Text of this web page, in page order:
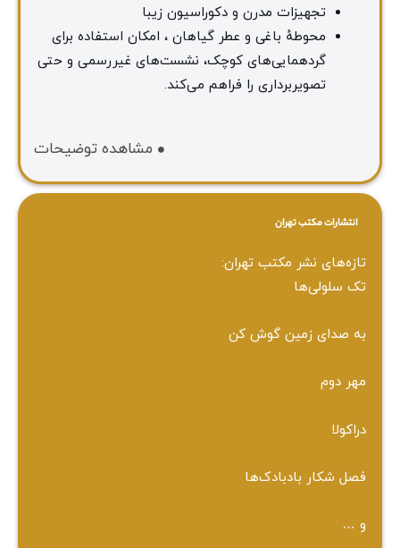
تجهیزات مدرن و دکوراسیون زیبا
محوطهٔ باغی و عطر گیاهان ، امکان استفاده برای
گردهمایی‌های کوچک، نشست‌های غیررسمی و حتی
تصویربرداری را فراهم می‌کند.
مشاهده توضیحات
انتشارات مکتب تهران
تازه‌های نشر مکتب تهران:
تک سلولی‌ها
به صدای زمین گوش کن
مهر دوم
دراکولا
فصل شکار بادبادک‌ها
و …